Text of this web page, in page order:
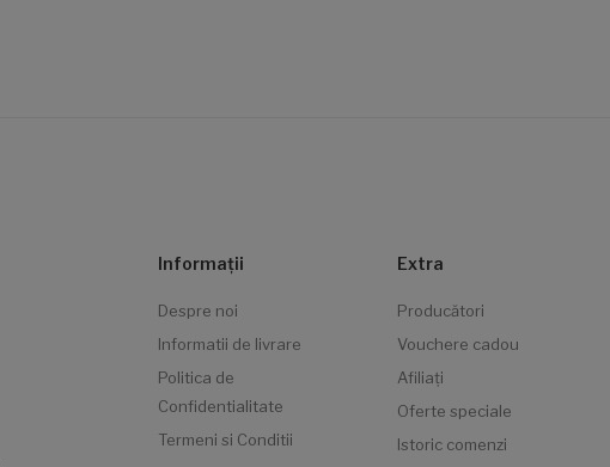
Informaţii
Despre noi
Informatii de livrare
Politica de
Confidentialitate
Termeni si Conditii
Extra
Producători
Vouchere cadou
Afiliaţi
Oferte speciale
Istoric comenzi